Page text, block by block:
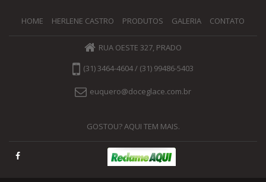
HOME HERLENE CASTRO PRODUTOS GALERIA CONTATO
RUA OESTE 327, PRADO
(31) 3464-4604 / (31) 99486-5403
euquero@doceglace.com.br
GOSTOU? AQUI TEM MAIS.